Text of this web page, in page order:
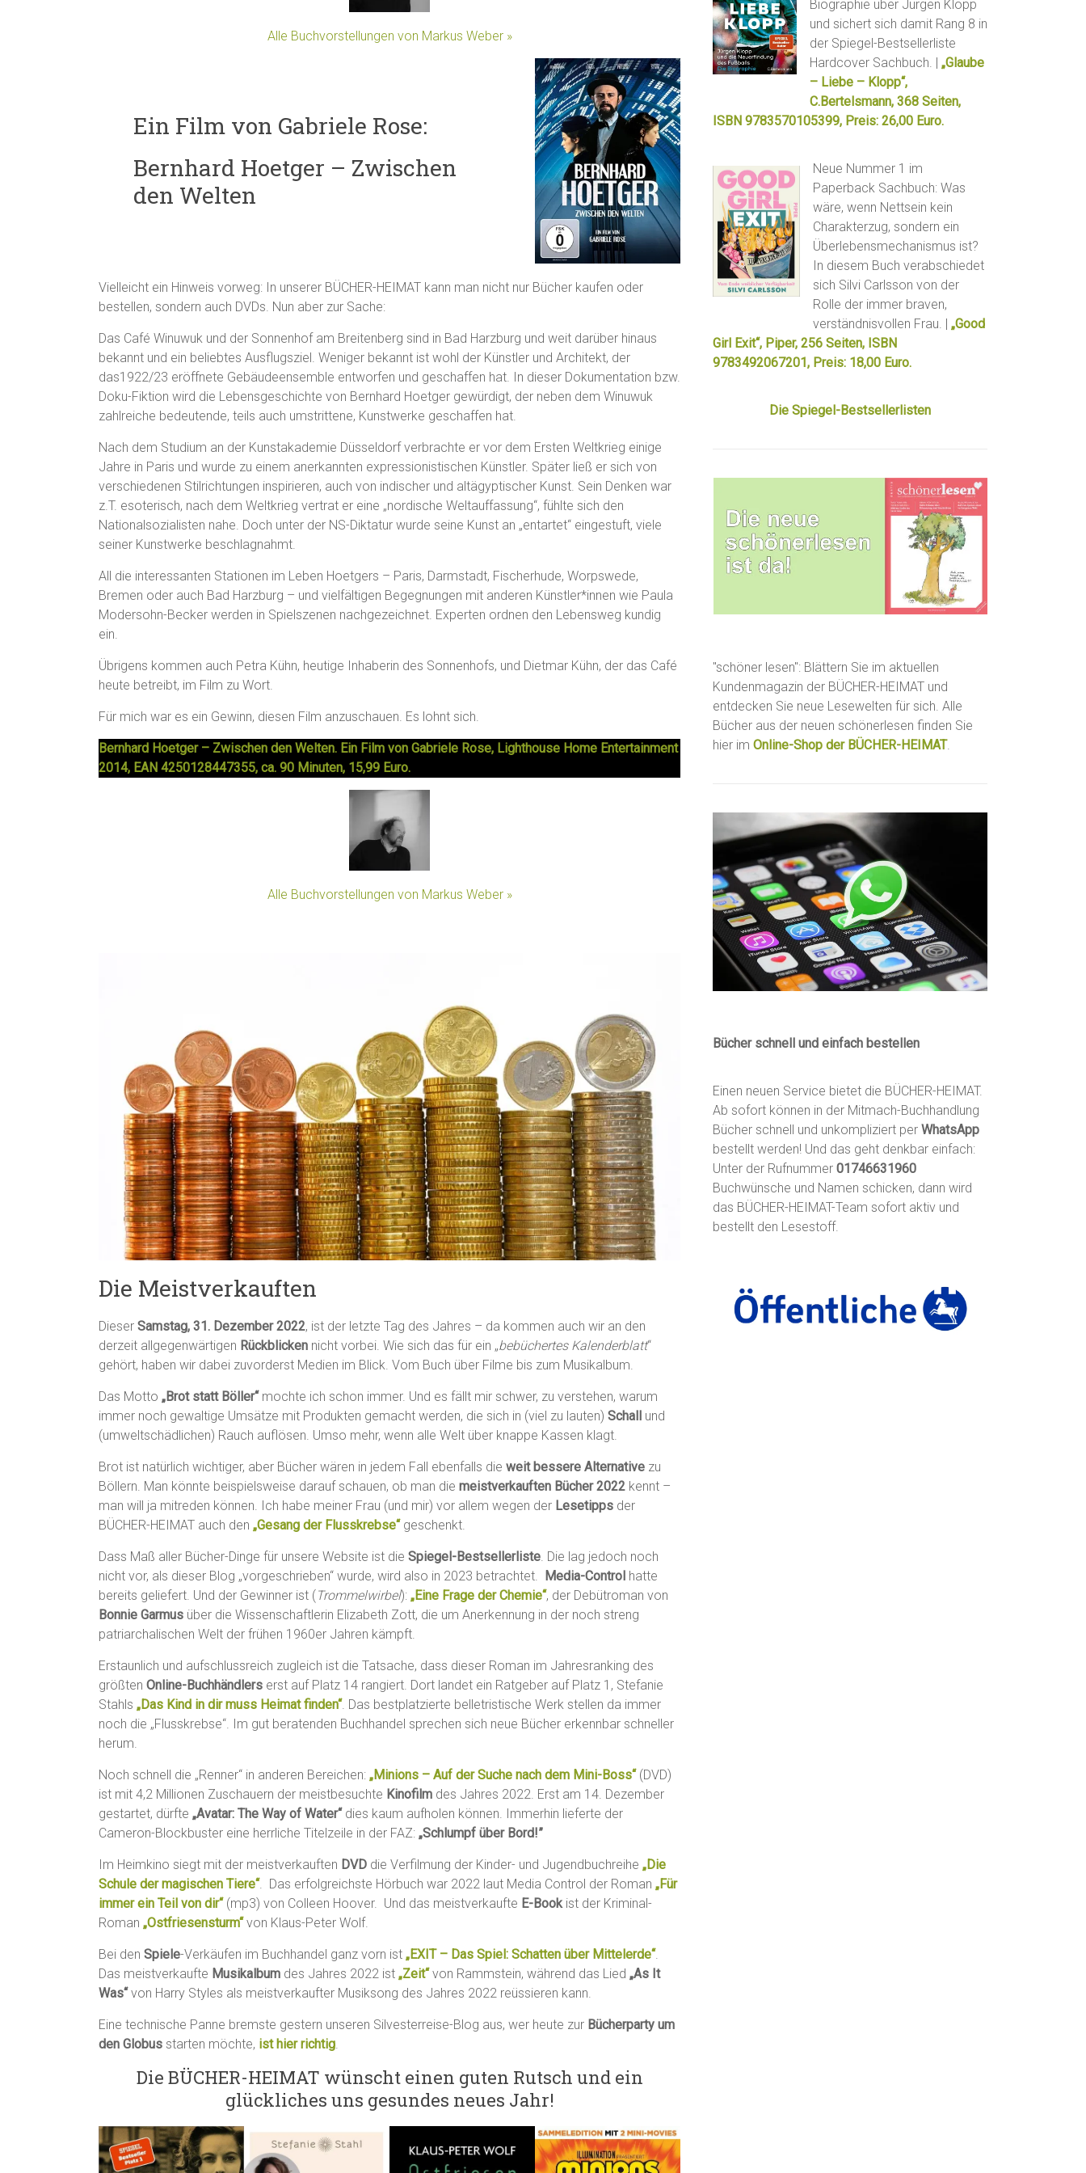
Alle Buchvorstellungen von Markus Weber »
Ein Film von Gabriele Rose:
Bernhard Hoetger – Zwischen
den Welten
Vielleicht ein Hinweis vorweg: In unserer BÜCHER-HEIMAT kann man nicht nur Bücher kaufen oder
bestellen, sondern auch DVDs. Nun aber zur Sache:
Das Café Winuwuk und der Sonnenhof am Breitenberg sind in Bad Harzburg und weit darüber hinaus
bekannt und ein beliebtes Ausflugsziel. Weniger bekannt ist wohl der Künstler und Architekt, der
das1922/23 eröffnete Gebäudeensemble entworfen und geschaffen hat. In dieser Dokumentation bzw.
Doku-Fiktion wird die Lebensgeschichte von Bernhard Hoetger gewürdigt, der neben dem Winuwuk
zahlreiche bedeutende, teils auch umstrittene, Kunstwerke geschaffen hat.
Nach dem Studium an der Kunstakademie Düsseldorf verbrachte er vor dem Ersten Weltkrieg einige
Jahre in Paris und wurde zu einem anerkannten expressionistischen Künstler. Später ließ er sich von
verschiedenen Stilrichtungen inspirieren, auch von indischer und altägyptischer Kunst. Sein Denken war
z.T. esoterisch, nach dem Weltkrieg vertrat er eine „nordische Weltauffassung“, fühlte sich den
Nationalsozialisten nahe. Doch unter der NS-Diktatur wurde seine Kunst an „entartet“ eingestuft, viele
seiner Kunstwerke beschlagnahmt.
All die interessanten Stationen im Leben Hoetgers – Paris, Darmstadt, Fischerhude, Worpswede,
Bremen oder auch Bad Harzburg – und vielfältigen Begegnungen mit anderen Künstler*innen wie Paula
Modersohn-Becker werden in Spielszenen nachgezeichnet. Experten ordnen den Lebensweg kundig
ein.
Übrigens kommen auch Petra Kühn, heutige Inhaberin des Sonnenhofs, und Dietmar Kühn, der das Café
heute betreibt, im Film zu Wort.
Für mich war es ein Gewinn, diesen Film anzuschauen. Es lohnt sich.
Bernhard Hoetger – Zwischen den Welten. Ein Film von Gabriele Rose, Lighthouse Home Entertainment
2014, EAN 4250128447355, ca. 90 Minuten, 15,99 Euro.
Alle Buchvorstellungen von Markus Weber »
Die Meistverkauften
Dieser Samstag, 31. Dezember 2022, ist der letzte Tag des Jahres – da kommen auch wir an den
derzeit allgegenwärtigen Rückblicken nicht vorbei. Wie sich das für ein „bebüchertes Kalenderblatt“
gehört, haben wir dabei zuvorderst Medien im Blick. Vom Buch über Filme bis zum Musikalbum.
Das Motto „Brot statt Böller“ mochte ich schon immer. Und es fällt mir schwer, zu verstehen, warum
immer noch gewaltige Umsätze mit Produkten gemacht werden, die sich in (viel zu lauten) Schall
und
(umweltschädlichen) Rauch auflösen. Umso mehr, wenn alle Welt über knappe Kassen klagt.
Brot ist natürlich wichtiger, aber Bücher wären in jedem Fall ebenfalls die weit bessere Alternative zu
Böllern. Man könnte beispielsweise darauf schauen, ob man die meistverkauften Bücher 2022 kennt –
man will ja mitreden können. Ich habe meiner Frau (und mir) vor allem wegen der Lesetipps der
BÜCHER-HEIMAT auch den „Gesang der Flusskrebse“ geschenkt.
Dass Maß aller Bücher-Dinge für unsere Website ist die Spiegel-Bestsellerliste. Die lag jedoch noch
nicht vor, als dieser Blog „vorgeschrieben“ wurde, wird also in 2023 betrachtet.
Media-Control hatte
bereits geliefert. Und der Gewinner ist ( Trommelwirbel): „Eine Frage der Chemie“, der Debütroman von
Bonnie Garmus über die Wissenschaftlerin Elizabeth Zott, die um Anerkennung in der noch streng
patriarchalischen Welt der frühen 1960er Jahren kämpft.
Erstaunlich und aufschlussreich zugleich ist die Tatsache, dass dieser Roman im Jahresranking des
größten Online-Buchhändlers erst auf Platz 14 rangiert. Dort landet ein Ratgeber auf Platz 1, Stefanie
Stahls „Das Kind in dir muss Heimat finden“. Das bestplatzierte belletristische Werk stellen da immer
noch die „Flusskrebse“. Im gut beratenden Buchhandel sprechen sich neue Bücher erkennbar schneller
herum.
Noch schnell die „Renner“ in anderen Bereichen: „Minions – Auf der Suche nach dem Mini-Boss“ (DVD)
ist mit 4,2 Millionen Zuschauern der meistbesuchte Kinofilm des Jahres 2022. Erst am 14. Dezember
gestartet, dürfte „Avatar: The Way of Water“ dies kaum aufholen können. Immerhin lieferte der
Cameron-Blockbuster eine herrliche Titelzeile in der FAZ: „Schlumpf über Bord!”
Im Heimkino siegt mit der meistverkauften DVD die Verfilmung der Kinder- und Jugendbuchreihe „Die
Schule der magischen Tiere“. Das erfolgreichste Hörbuch war 2022 laut Media Control der Roman „Für
immer ein Teil von dir“ (mp3) von Colleen Hoover. Und das meistverkaufte E-Bookist der Kriminal-
Roman „Ostfriesensturm“ von Klaus-Peter Wolf.
Bei den Spiele-Verkäufen im Buchhandel ganz vorn ist „EXIT – Das Spiel: Schatten über Mittelerde“.
Das meistverkaufte Musikalbum des Jahres 2022 ist „Zeit“ von Rammstein, während das Lied „As It
Was“ von Harry Styles als meistverkaufter Musiksong des Jahres 2022 reüssieren kann.
Eine technische Panne bremste gestern unseren Silvesterreise-Blog aus, wer heute zur Bücherparty um
den Globus starten möchte, ist hier richtig.
Die BÜCHER-HEIMAT wünscht einen guten Rutsch und ein
glückliches uns gesundes neues Jahr!
Biographie über Jürgen Klopp
und sichert sich damit Rang 8 in
der Spiegel-Bestsellerliste
Hardcover Sachbuch. |„Glaube
– Liebe – Klopp“,
C.Bertelsmann, 368 Seiten,
ISBN 9783570105399, Preis: 26,00 Euro.
Neue Nummer 1 im
Paperback Sachbuch: Was
wäre, wenn Nettsein kein
Charakterzug, sondern ein
Überlebensmechanismus ist?
In diesem Buch verabschiedet
sich Silvi Carlsson von der
Rolle der immer braven,
verständnisvollen Frau. |„Good
Girl Exit“, Piper, 256 Seiten, ISBN
9783492067201, Preis: 18,00 Euro.
Die Spiegel-Bestsellerlisten
"schöner lesen": Blättern Sie im aktuellen
Kundenmagazin der BÜCHER-HEIMAT und
entdecken Sie neue Lesewelten für sich. Alle
Bücher aus der neuen schönerlesen finden Sie
hier imOnline-Shop der BÜCHER-HEIMAT.
Bücher schnell und einfach bestellen
Einen neuen Service bietet die BÜCHER-HEIMAT.
Ab sofort können in der Mitmach-Buchhandlung
Bücher schnell und unkompliziert perWhatsApp
bestellt werden! Und das geht denkbar einfach:
Unter der Rufnummer01746631960
Buchwünsche und Namen schicken, dann wird
das BÜCHER-HEIMAT-Team sofort aktiv und
bestellt den Lesestoff.